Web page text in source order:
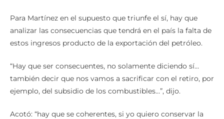
Para Martínez en el supuesto que triunfe el sí, hay que
analizar las consecuencias que tendrá en el país la falta de
estos ingresos producto de la exportación del petróleo.
“Hay que ser consecuentes, no solamente diciendo sí…
también decir que nos vamos a sacrificar con el retiro, por
ejemplo, del subsidio de los combustibles…”, dijo.
Acotó: “hay que se coherentes, si yo quiero conservar la